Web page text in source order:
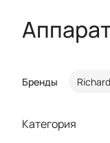
Бренды
Категория